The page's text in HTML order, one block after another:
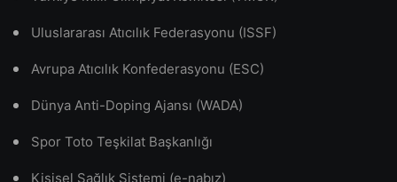
Uluslararası Atıcılık Federasyonu (ISSF)
Avrupa Atıcılık Konfederasyonu (ESC)
Dünya Anti-Doping Ajansı (WADA)
Spor Toto Teşkilat Başkanlığı
Kişisel Sağlık Sistemi (e-nabız)